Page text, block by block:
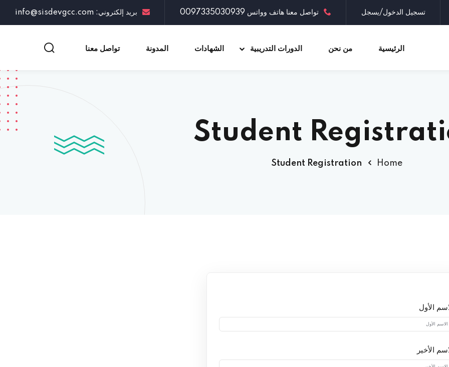
تسجيل الدخول/يسجل تواصل معنا هاتف وواتس 0097335030939 بريد إلكتروني: info@sisdevgcc.com
الرئيسية من نحن الدورات التدريبية الشهادات المدونة تواصل معنا
Student
Home
Student Registration
الأول
الأخير
Sign in
Don’t have an account?